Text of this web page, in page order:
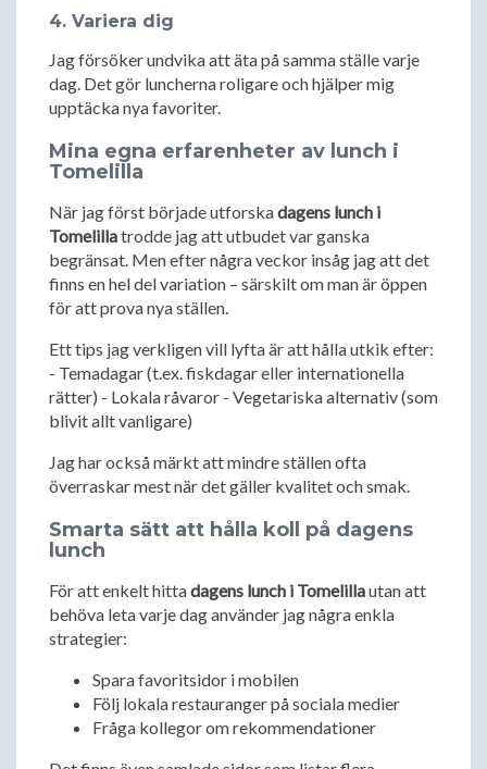
4. Variera dig
Jag försöker undvika att äta på samma ställe varje
dag. Det gör luncherna roligare och hjälper mig
upptäcka nya favoriter.
Mina egna erfarenheter av lunch i
Tomelilla
När jag först började utforskadagens lunch i
Tomelillatrodde jag att utbudet var ganska
begränsat. Men efter några veckor insåg jag att det
finns en hel del variation – särskilt om man är öppen
för att prova nya ställen.
Ett tips jag verkligen vill lyfta är att hålla utkik efter:
- Temadagar (t.ex. fiskdagar eller internationella
rätter) - Lokala råvaror - Vegetariska alternativ (som
blivit allt vanligare)
Jag har också märkt att mindre ställen ofta
överraskar mest när det gäller kvalitet och smak.
Smarta sätt att hålla koll på dagens
lunch
För att enkelt hittadagens lunch i Tomelillautan att
behöva leta varje dag använder jag några enkla
strategier:
Spara favoritsidor i mobilen
Följ lokala restauranger på sociala medier
Fråga kollegor om rekommendationer